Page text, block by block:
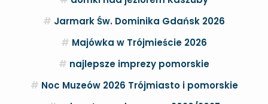
Jarmark Św. Dominika Gdańsk 2026
Majówka w Trójmieście 2026
najlepsze imprezy pomorskie
Noc Muzeów 2026 Trójmiasto i pomorskie